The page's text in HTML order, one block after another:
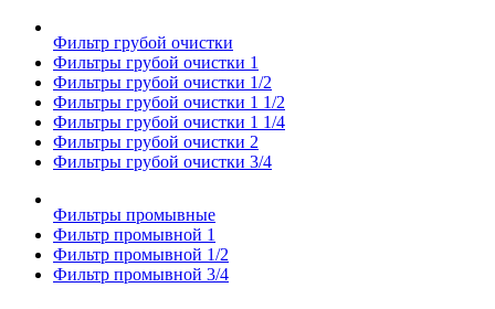
Фильтр грубой очистки
Фильтры грубой очистки 1
Фильтры грубой очистки 1/2
Фильтры грубой очистки 1 1/2
Фильтры грубой очистки 1 1/4
Фильтры грубой очистки 2
Фильтры грубой очистки 3/4
Фильтры промывные
Фильтр промывной 1
Фильтр промывной 1/2
Фильтр промывной 3/4